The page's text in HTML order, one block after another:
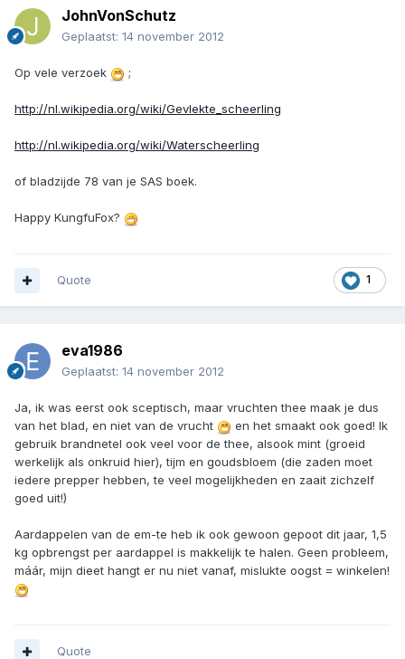
JohnVonSchutz
Geplaatst: 14 november 2012
Op vele verzoek ;
http://nl.wikipedia.org/wiki/Gevlekte_scheerling
http://nl.wikipedia.org/wiki/Waterscheerling
of bladzijde 78 van je SAS boek.
Happy KungfuFox?
1
Quote
eva1986
Geplaatst: 14 november 2012
Ja, ik was eerst ook sceptisch, maar vruchten thee maak je dus
van het blad, en niet van de vrucht
en het smaakt ook goed! Ik
gebruik brandnetel ook veel voor de thee, alsook mint (groeid
werkelijk als onkruid hier), tijm en goudsbloem (die zaden moet
iedere prepper hebben, te veel mogelijkheden en zaait zichzelf
goed uit!)
Aardappelen van de em-te heb ik ook gewoon gepoot dit jaar, 1,5
kg opbrengst per aardappel is makkelijk te halen. Geen probleem,
máár, mijn dieet hangt er nu niet vanaf, mislukte oogst = winkelen!
Quote